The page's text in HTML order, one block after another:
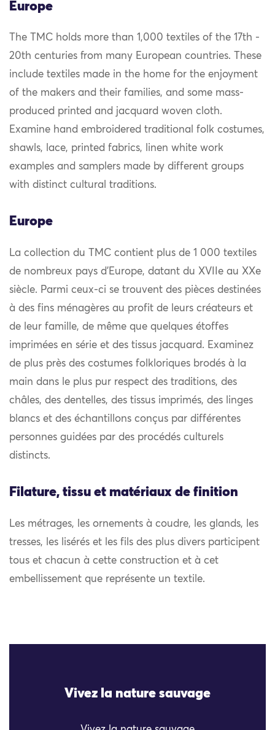
Europe
The TMC holds more than 1,000 textiles of the 17th -
20th centuries from many European countries. These
include textiles made in the home for the enjoyment
of the makers and their families, and some mass-
produced printed and jacquard woven cloth.
Examine hand embroidered traditional folk costumes,
shawls, lace, printed fabrics, linen white work
examples and samplers made by different groups
with distinct cultural traditions.
Europe
La collection du TMC contient plus de 1 000 textiles
de nombreux pays d’Europe, datant du XVIIe au XXe
siècle. Parmi ceux-ci se trouvent des pièces destinées
à des fins ménagères au profit de leurs créateurs et
de leur famille, de même que quelques étoffes
imprimées en série et des tissus jacquard. Examinez
de plus près des costumes folkloriques brodés à la
main dans le plus pur respect des traditions, des
châles, des dentelles, des tissus imprimés, des linges
blancs et des échantillons conçus par différentes
personnes guidées par des procédés culturels
distincts.
Filature, tissu et matériaux de finition
Les métrages, les ornements à coudre, les glands, les
tresses, les lisérés et les fils des plus divers participent
tous et chacun à cette construction et à cet
embellissement que représente un textile.
Vivez la nature sauvage